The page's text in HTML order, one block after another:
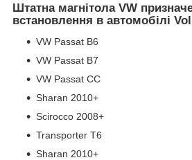
Штатна магнітола VW
встановлення в автомобілі
VW Passat B6
VW Passat B7
VW Passat CC
Sharan 2010+
Scirocco 2008+
Transporter Т6
Sharan 2010+